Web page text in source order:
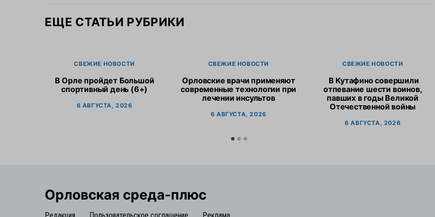
ЕЩЕ СТАТЬИ РУБРИКИ
СВЕЖИЕ НОВОСТИ
В Орле пройдет Большой
спортивный день (6+)
6 АВГУСТА, 2026
СВЕЖИЕ НОВОСТИ
Орловские врачи применяют
современные технологии при
лечении инсультов
6 АВГУСТА, 2026
СВЕЖИЕ НОВОСТИ
В Кутафино совершили
отпевание шести воинов,
павших в годы Великой
Отечественной войны
6 АВГУСТА, 2026
Орловская cреда-плюс